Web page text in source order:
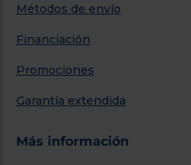
Métodos de envío
Financiación
Promociones
Garantía extendida
Más información